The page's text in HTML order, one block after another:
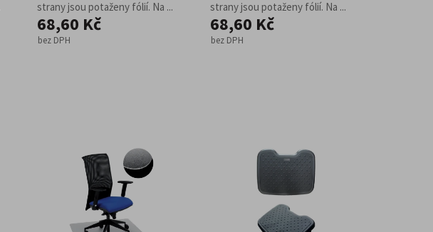
strany jsou potaženy fólií. Na ...
68,60 Kč
bez DPH
strany jsou potaženy fólií. Na ...
68,60 Kč
bez DPH